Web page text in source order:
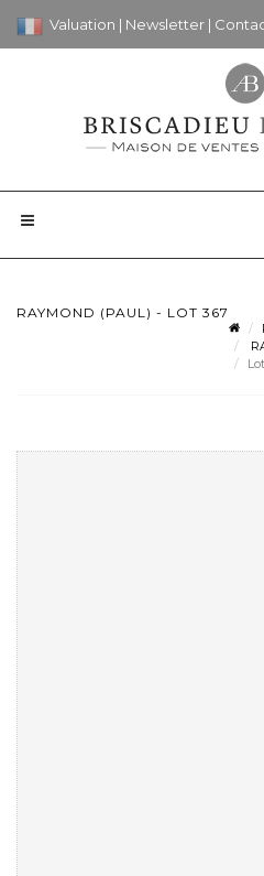
Valuation | Newsletter |
RAYMOND (PAUL) - LOT 367